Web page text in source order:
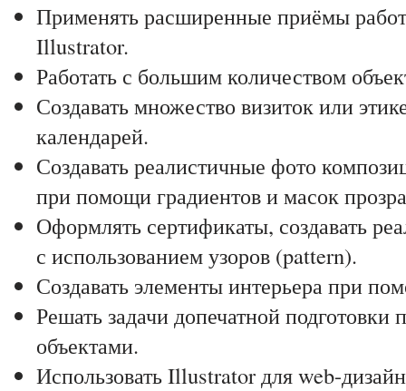
Применять расширенные приёмы
Illustrator.
Работать с большим количеством
Создавать множество визиток или
календарей.
Создавать реалистичные фото
при помощи градиентов и масок
Оформлять сертификаты, создавать
с использованием узоров (pattern).
Создавать элементы интерьера при
Решать задачи допечатной
объектами.
Использовать Illustrator для web-